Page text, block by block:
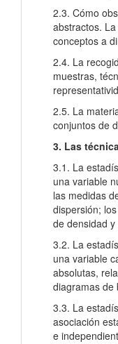
2.3. Cómo
abstractos.
conceptos a
2.4. La
muestras,
2.5. La
conjuntos de
3. Las
3.1. La
una variable
las medidas
dispersión;
de densidad
3.2. La
una variable
absolutas,
diagramas de
3.3. La
asociación
e